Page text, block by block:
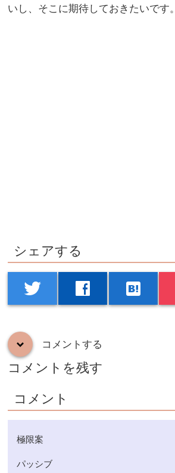
いし、そこに期待しておきたいです。
シェアする
twitter facebook hatenabookmark
down コメントする
コメントを残す
コメント
極限案
パッシブ